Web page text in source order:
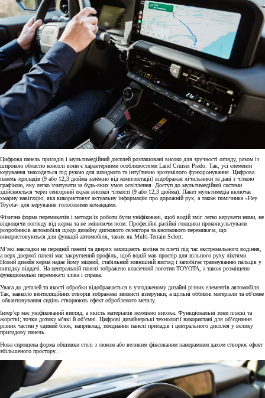
Цифрова панель приладів і мультимедійний дисплей розташовані високо для зручності огляду, разом із
широкою областю консолі вони є характерними особливостями Land Cruiser Prado. Так, усі елементи
керування знаходяться під рукою для швидкого та інтуїтивно зрозумілого функціонування. Цифрова
панель приладів (9 або 12,3 дюйма залежно від комплектації) відображає лічильники та дані з чіткою
графікою, яку легко зчитувати за будь-яких умов освітлення. Доступ до мультимедійної системи
здійснюється через сенсорний екран високої чіткості (9 або 12,3 дюйма). Пакет мультимедіа включає
хмарну навігацію, яка використовує актуальну інформацію про дорожній рух, а також помічника «Hey
Toyota» для керування голосовими командами.
Фізична форма перемикачів і методи їх роботи були уніфіковані, щоб водій зміг легко керувати ними, не
відводячи погляду від керма та не змінюючи пози. Професійні ралійні гонщики проконсультували
розробників автомобіля щодо дизайну дискового селектора та кнопкового перемикача, що
використовуються для функцій автомобіля, таких як Multi-Terrain Select.
М’які накладки на передній панелі та дверях захищають коліна та плечі під час екстремального водіння,
а верх дверної панелі має закруглений профіль, щоб водій мав простір для вільного руху ліктями.
Новий дизайн керма надає йому міцний, стабільний зовнішній вигляд і запобігає травмуванню пальців у
випадку віддачі. На центральній панелі зображено класичний логотип TOYOTA, а також розміщено
функціональні перемикачі зліва і справа.
Увага до деталей та якості обробки відображається в узгодженому дизайні різних елементів автомобіля.
Так, навколо вентиляційних отворів зображені звивисті візерунки, а щільні оббивні матеріали та об'ємне
обкантовування сидінь створюють ефект обробленого металу.
Інтер’єр має уніфікований вигляд, а якість матеріалів незмінно висока. Функціональні зони пласкі та
жорсткі; точки дотику м’які й об’ємні. Цифрові дизайнерські технології використані для об’єднання
різних частин у єдиний блок, наприклад, поєднання панелі приладів і центрального дисплея у велику
приладову панель.
Нова спрощена форма обшивки стелі з люком або великим фіксованим панорамним дахом створює ефект
збільшеного простору..